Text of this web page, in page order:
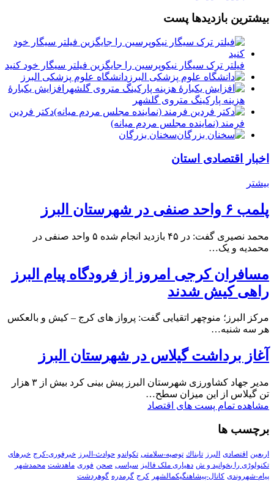
بیشترین بازدیدها پست
فیلتر ترک سیگار نیکوپرسین را جایگزین فیلتر سیگار خود کنید
دانشگاه علوم پزشکی البرز
افزایش یکبارۀ
هزینه پارکینگ متروی گلشهر
دكتر فردين
فرمند (نماينده مجلس مردم میانه)
سخنان بزرگان
اخبار اقتصادی استان
بیشتر
پلمب ۶ واحد صنفی در شهرستان البرز
محمد نصیری گفت: در ۴۵ بازدید انجام شده ۵ واحد صنفی در
محمدیه و یک…
مسافران کرجی امروز از فرودگاه پیام البرز
راهی کیش شدند
مرکز البرز؛ منوچهر اتقیایی گفت: پرواز های کرج – کیش و بالعکس
هر سه شنبه…
آغاز برداشت گیلاس در شهرستان البرز
مدیر جهاد کشاورزی شهرستان البرز پیش بینی کرد بیش از ۳ هزار
تن گیلاس از این میزان سطح…
مشاهده تمام پست های اقتصاد
برچسب ها
اربعین اقتصادی البرز تابناك توصیه-سلامتی تکواندو حوادث-البرز خبرفوری-کرج خبرهای
تکنولوڑی را بخوانید و ش دهیاری ملک فالیز سیاسی صحن فوری ماهدشت محمدشهر
پیام-شهروندی کانال-پیشاهنگیکمالشهر کرج گرمدره گوهردشت